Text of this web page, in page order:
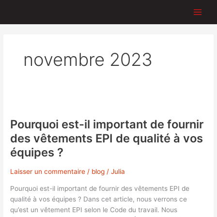
contenu
novembre 2023
Pourquoi est-il important de fournir
des vêtements EPI de qualité à vos
équipes ?
Laisser un commentaire / blog /Julia
Pourquoi est-il important de fournir des vêtements EPI de
qualité à vos équipes ? Dans cet article, nous verrons ce
qu’est un vêtement EPI selon le Code du travail. Nous
il
important
de
fournir
vêtements
EPI
de
qualité